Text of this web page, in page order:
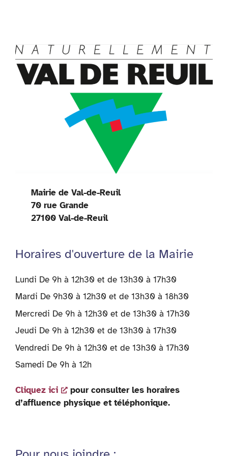
Mairie de Val-de-Reuil
70 rue Grande
27100 Val-de-Reuil
Horaires d'ouverture de la Mairie
Lundi De 9h à 12h30 et de 13h30 à 17h30
Mardi De 9h30 à 12h30 et de 13h30 à 18h30
Mercredi De 9h à 12h30 et de 13h30 à 17h30
Jeudi De 9h à 12h30 et de 13h30 à 17h30
Vendredi De 9h à 12h30 et de 13h30 à 17h30
Samedi De 9h à 12h
Cliquez ici
pour consulter les horaires
d’affluence physique et téléphonique.